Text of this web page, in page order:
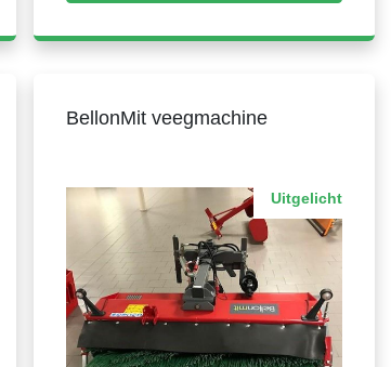
BellonMit veegmachine
Uitgelicht